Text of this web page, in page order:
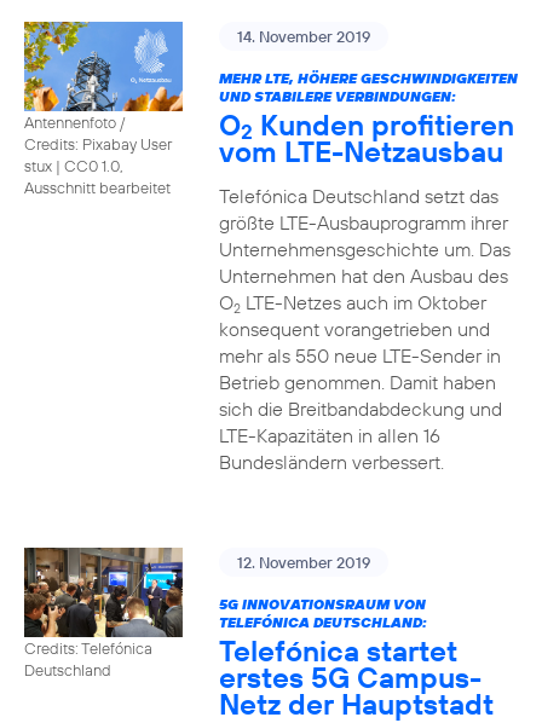
Antennenfoto /
Credits: Pixabay User
stux | CC0 1.0,
Ausschnitt bearbeitet
14. November 2019
MEHR LTE, HÖHERE GESCHWINDIGKEITEN
UND STABILERE VERBINDUNGEN:
O2 Kunden profitieren
vom LTE-Netzausbau
Telefónica Deutschland setzt das
größte LTE-Ausbauprogramm ihrer
Unternehmensgeschichte um. Das
Unternehmen hat den Ausbau des
O2LTE-Netzes auch im Oktober
konsequent vorangetrieben und
mehr als 550 neue LTE-Sender in
Betrieb genommen. Damit haben
sich die Breitbandabdeckung und
LTE-Kapazitäten in allen 16
Bundesländern verbessert.
Credits: Telefónica
Deutschland
12. November 2019
5G INNOVATIONSRAUM VON
TELEFÓNICA DEUTSCHLAND:
Telefónica startet
erstes 5G Campus-
Netz der Hauptstadt